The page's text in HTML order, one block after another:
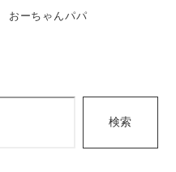
おーちゃんパパ
検索